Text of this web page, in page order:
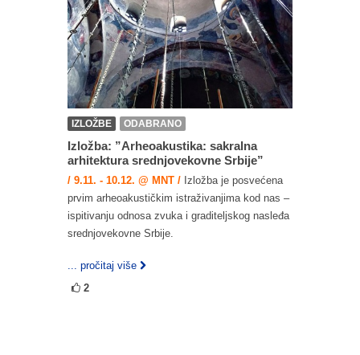
IZLOŽBE ODABRANO
Izložba: ”Arheoakustika: sakralna
arhitektura srednjovekovne Srbije”
/ 9.11. - 10.12. @ MNT / Izložba je posvećena
prvim arheoakustičkim istraživanjima kod nas –
ispitivanju odnosa zvuka i graditeljskog nasleđa
srednjovekovne Srbije.
... pročitaj više
2